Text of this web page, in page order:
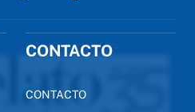
CONTACTO
CONTACTO